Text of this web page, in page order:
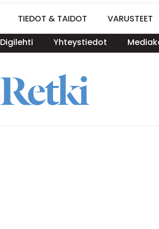
TIEDOT & TAIDOT VARUSTEET
Digilehti Yhteystiedot